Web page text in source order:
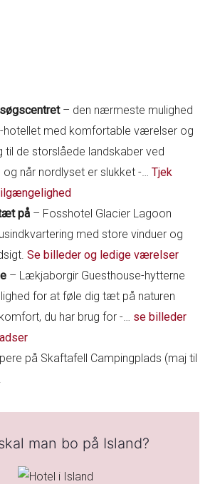
– den nærmeste mulighed
hotellet med komfortable værelser og
til de storslåede landskaber ved
og når nordlyset er slukket -…Tjek
på – Fosshotel Glacier Lagoon
med store vinduer og
Se billeder og ledige værelser
– Lækjaborgir Guesthouse-hytterne
for at føle dig tæt på naturen
du har brug for -… se billeder
på Skaftafell Campingplads (maj til
man bo på Island?